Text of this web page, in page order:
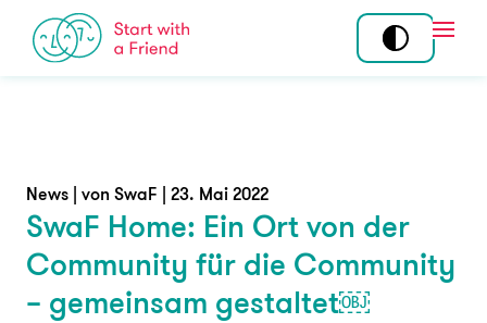
Skip to content
Community
Ehrenamt
Koordination am
Story
Team
News | von SwaF | 23. Mai 2022
SwaF Home: Ein Ort von der
Community für die Community
– gemeinsam gestaltet￼